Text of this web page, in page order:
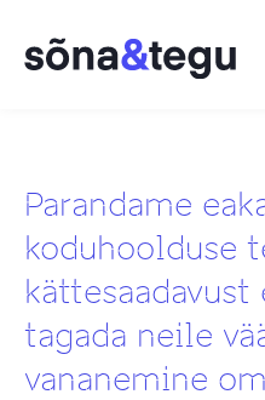
Parandame
koduhoolduse
kättesaadavust
tagada neile
vananemine